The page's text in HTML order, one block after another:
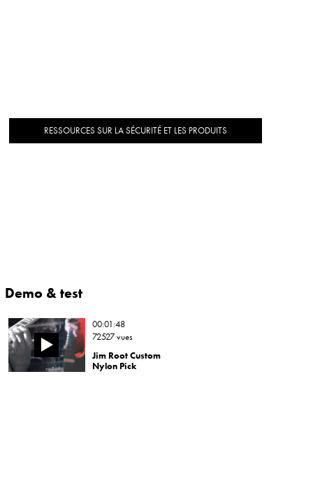
RESSOURCES SUR LA SÉCURITÉ ET LES PRODUITS
Demo & test
00:01:48
72527 vues
Jim Root Custom
Nylon Pick